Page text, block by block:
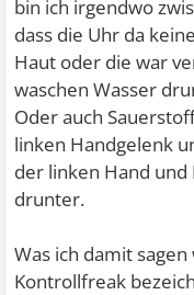
bin ich irgendwo
dass die Uhr da
Haut oder die war
waschen Wasser
Oder auch
linken Handgelenk
der linken Hand und
drunter.
Was ich damit
Kontrollfreak